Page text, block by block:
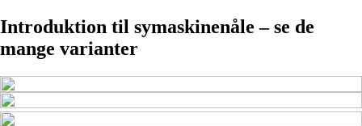
Introduktion til symaskinenåle – se de
mange varianter